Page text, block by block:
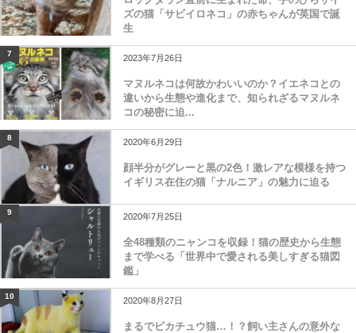
ズの猫「サビイロネコ」の赤ちゃんが英国で誕
生
7 2023年7月26日
マヌルネコは何故かわいいのか？イエネコとの
違いから生態や進化まで、知られざるマヌルネ
コの秘密に迫...
8 2020年6月29日
顔半分がグレーと黒の2色！激レアな模様を持つ
イギリス在住の猫「ナルニア」の魅力に迫る
9 2020年7月25日
全48種類のニャンコを収録！猫の歴史から生態
まで学べる「世界中で愛される美しすぎる猫図
鑑」
10 2020年8月27日
まるでピカチュウ猫…！？飼い主さんの意外な